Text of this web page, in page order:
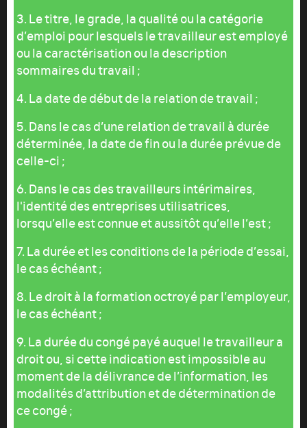
3. Le titre, le grade, la qualité ou la catégorie
d’emploi pour lesquels le travailleur est employé
ou la caractérisation ou la description
sommaires du travail ;
4. La date de début de la relation de travail ;
5. Dans le cas d’une relation de travail à durée
déterminée, la date de fin ou la durée prévue de
celle-ci ;
6. Dans le cas des travailleurs intérimaires,
l'identité des entreprises utilisatrices,
lorsqu’elle est connue et aussitôt qu’elle l’est ;
7. La durée et les conditions de la période d’essai,
le cas échéant ;
8. Le droit à la formation octroyé par l’employeur,
le cas échéant ;
9. La durée du congé payé auquel le travailleur a
droit ou, si cette indication est impossible au
moment de la délivrance de l’information, les
modalités d’attribution et de détermination de
ce congé ;